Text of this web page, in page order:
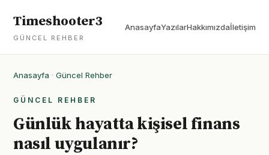
Timeshooter3
GÜNCEL REHBER
AnasayfaYazılarHakkımızdaİletişim
Anasayfa · Güncel Rehber
GÜNCEL REHBER
Günlük hayatta kişisel finans
nasıl uygulanır?